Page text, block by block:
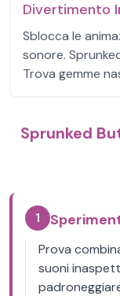
Divertimento
Sblocca le
sonore.
Trova gemme
Sprunked
1
Prova
suoni